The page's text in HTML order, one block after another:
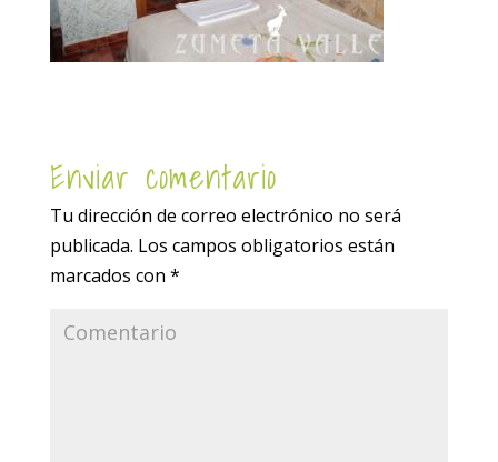
Enviar comentario
Tu dirección de correo electrónico no será
publicada. Los campos obligatorios están
marcados con *